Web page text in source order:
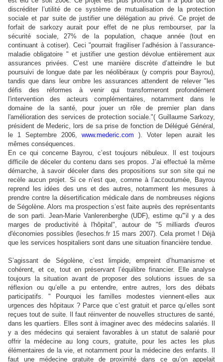
discréditer l’utilité de ce système de mutualisation de la protection
sociale et par suite de justifier une délégation au privé. Ce projet de
forfait de sarkozy aurait pour effet de ne plus rembourser, par la
sécurité sociale, 27% de la population, chaque année (tout en
continuant à cotiser). Ceci "pourrait fragiliser l’adhésion à l’assurance-
maladie obligatoire " et justifier une gestion dévolue entièrement aux
assurances privées. C’est une manière discrète d’atteindre le but
poursuivi de longue date par les néolibéraux (y compris pour Bayrou),
tandis que dans leur ombre les assurances attendent de relever "les
défis des réformes à venir qui transformeront profondément
l'intervention des acteurs complémentaires, notamment dans le
domaine de la santé, pour jouer un rôle de premier plan dans
l'amélioration des services de protection sociale."( Guillaume Sarkozy,
président de Mederic, lors de sa prise de fonction de Délégué Général,
le 1 Septembre 2006, www.mederic.com ). Voter lepen aurait les
mêmes conséquences.
En ce qui concerne Bayrou, c’est toujours nébuleux. Il est toujours
difficile de déceler du contenu dans ses propos. J’ai effectué la même
démarche, à savoir déceler dans des propositions sur son site qui ne
recèle aucun projet. Si ce n’est que, comme à l’accoutumée, Bayrou
reprend les idées des uns et des autres, notamment les mesures à
prendre contre la désertification médicale dans de nombreuses régions
de Ségolène. Alors ma prospection s’est faite auprès des représentants
de son parti. Jean-Marie Vanlerenberghe (UDF), estime qu'"il y a des
marges de productivité à l'hôpital", autour de "5 milliards d'euros
d'économies possibles (lesechos.fr 15 mars 2007). Cela promet ! Déjà
que les services hospitaliers sont dans une situation financière tendue.
S’agissant de Ségolène, c’est limpide, empreint d’humanisme et
cohérent, et ce, tout en préservant l’équilibre financier. Elle analyse
toujours la situation avant de proposer des solutions issues de sa
réflexion ou qu’elle a pu entendre, entre autres, lors des débats
participatifs. " Pourquoi les familles modestes viennent-elles aux
urgences des hôpitaux ? Parce que c’est gratuit et parce qu’elles sont
reçues tout de suite. Il faut réinventer de nouvelles structures de santé,
dans les quartiers. Elles sont à imaginer avec des médecins salariés. Il
y a des médecins qui seraient favorables à un statut de salarié pour
offrir la médecine au long cours, gratuite, pour les actes les plus
élémentaires de la vie, et notamment pour la médecine des enfants. Il
faut une médecine gratuite de proximité dans ce qu’on appelait